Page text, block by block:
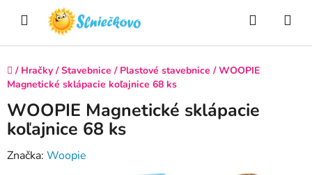
Hľadať
Domov
/ Hračky / Stavebnice / Plastové stavebnice / WOOPIE
Magnetické sklápacie koľajnice 68 ks
WOOPIE Magnetické sklápacie
koľajnice 68 ks
Značka: Woopie